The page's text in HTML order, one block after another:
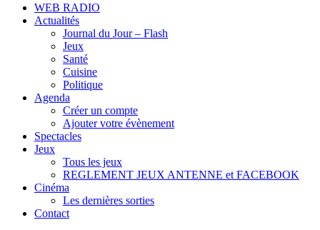
WEB RADIO
Actualités
Journal du Jour – Flash
Jeux
Santé
Cuisine
Politique
Agenda
Créer un compte
Ajouter votre évènement
Spectacles
Jeux
Tous les jeux
REGLEMENT JEUX ANTENNE et FACEBOOK
Cinéma
Les dernières sorties
Contact